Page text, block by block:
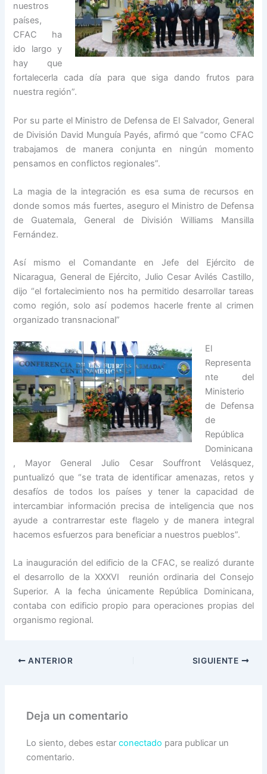
nuestros
países,
CFAC ha
ido largo y
hay que
fortalecerla cada día para que siga dando frutos para
nuestra región”.
Por su parte el Ministro de Defensa de El Salvador, General
de División David Munguía Payés, afirmó que “como CFAC
trabajamos de manera conjunta en ningún momento
pensamos en conflictos regionales”.
La magia de la integración es esa suma de recursos en
donde somos más fuertes, aseguro el Ministro de Defensa
de Guatemala, General de División Williams Mansilla
Fernández.
Así mismo el Comandante en Jefe del Ejército de
Nicaragua, General de Ejército, Julio Cesar Avilés Castillo,
dijo “el fortalecimiento nos ha permitido desarrollar tareas
como región, solo así podemos hacerle frente al crimen
organizado transnacional”
El
Representa
nte del
Ministerio
de Defensa
de
República
Dominicana
, Mayor General Julio Cesar Souffront Velásquez,
puntualizó que “se trata de identificar amenazas, retos y
desafíos de todos los países y tener la capacidad de
intercambiar información precisa de inteligencia que nos
ayude a contrarrestar este flagelo y de manera integral
hacemos esfuerzos para beneficiar a nuestros pueblos”.
La inauguración del edificio de la CFAC, se realizó durante
el desarrollo de la XXXVI reunión ordinaria del Consejo
Superior. A la fecha únicamente República Dominicana,
contaba con edificio propio para operaciones propias del
organismo regional.
ANTERIOR SIGUIENTE
Deja un comentario
Lo siento, debes estarconectado para publicar un
comentario.